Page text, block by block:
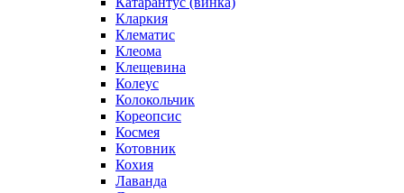
Кларкия
Клематис
Клеома
Клещевина
Колеус
Колокольчик
Кореопсис
Космея
Котовник
Кохия
Лаванда